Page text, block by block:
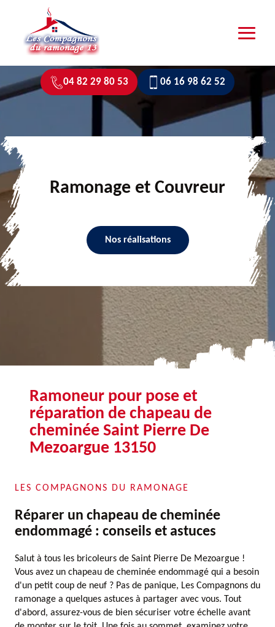
04 82 29 80 53 06 16 98 62 52
Ramonage et Couvreur
Nos réalisations
Ramoneur pour pose et
réparation de chapeau de
cheminée Saint Pierre De
Mezoargue 13150
LES COMPAGNONS DU RAMONAGE
Réparer un chapeau de cheminée
endommagé : conseils et astuces
Salut à tous les bricoleurs de Saint Pierre De Mezoargue !
Vous avez un chapeau de cheminée endommagé qui a besoin
d'un petit coup de neuf ? Pas de panique, Les Compagnons du
ramonage a quelques astuces à partager avec vous. Tout
d'abord, assurez-vous de bien sécuriser votre échelle avant